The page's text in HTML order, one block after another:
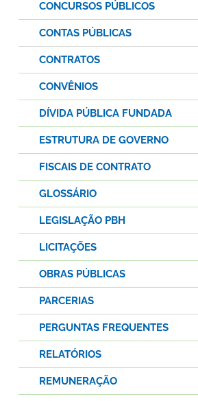
CONCURSOS PÚBLICOS
CONTAS PÚBLICAS
CONTRATOS
CONVÊNIOS
DÍVIDA PÚBLICA FUNDADA
ESTRUTURA DE GOVERNO
FISCAIS DE CONTRATO
GLOSSÁRIO
LEGISLAÇÃO PBH
LICITAÇÕES
OBRAS PÚBLICAS
PARCERIAS
PERGUNTAS FREQUENTES
RELATÓRIOS
REMUNERAÇÃO